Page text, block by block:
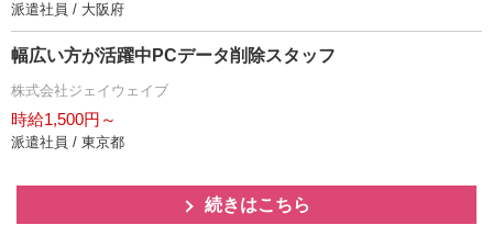
派遣社員 / 大阪府
幅広い方が活躍中PCデータ削除スタッフ
株式会社ジェイウェイブ
時給1,500円～
派遣社員 / 東京都
続きはこちら